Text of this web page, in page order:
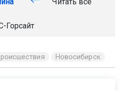
Горсайт
Новосибирск